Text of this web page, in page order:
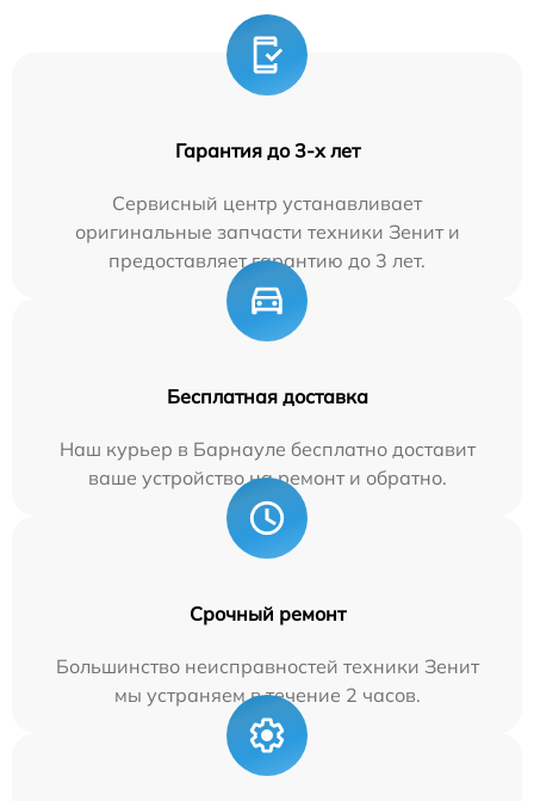
Гарантия до 3-х лет
Сервисный центр устанавливает
оригинальные запчасти техники Зенит и
предоставляет гарантию до 3 лет.
Бесплатная доставка
Наш курьер в Барнауле бесплатно доставит
ваше устройство на ремонт и обратно.
Срочный ремонт
Большинство неисправностей техники Зенит
мы устраняем в течение 2 часов.